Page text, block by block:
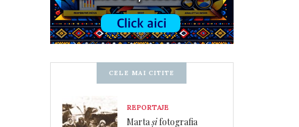
CELE MAI CITITE
REPORTAJE
Martașifotografia